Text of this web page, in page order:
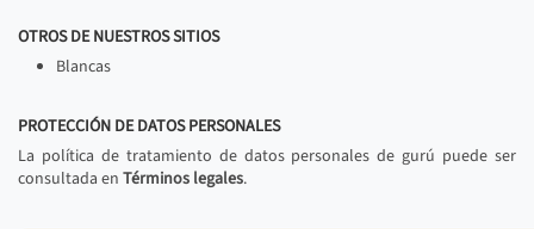
OTROS DE NUESTROS SITIOS
Blancas
PROTECCIÓN DE DATOS PERSONALES
La política de tratamiento de datos personales de gurú puede ser
consultada en Términos legales.